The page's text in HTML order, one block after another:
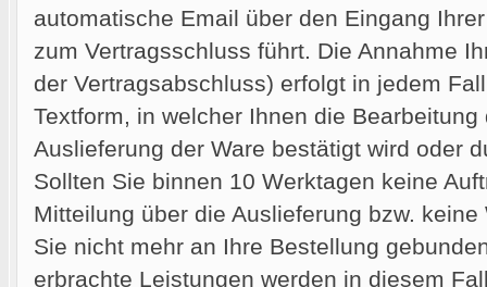
automatische Email über den Eingang
zum Vertragsschluss führt. Die Annahme
der Vertragsabschluss) erfolgt in jedem
Textform, in welcher Ihnen die
Auslieferung der Ware bestätigt wird oder
Sollten Sie binnen 10 Werktagen keine
Mitteilung über die Auslieferung bzw.
Sie nicht mehr an Ihre Bestellung
erbrachte Leistungen werden in diesem